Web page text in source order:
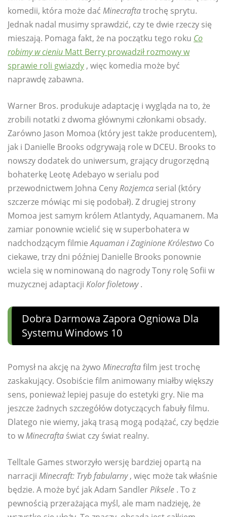
komedii, która może dać Minecraftatrochę sprytu.
Jednak nadal musimy sprawdzić, czy te dwie rzeczy się
mieszają. Pomaga fakt, że na początku tego roku Co
robimy w cieniu Matt Berry prowadził rozmowy w
sprawie roli gwiazdy , więc komedia może być
naprawdę zabawna.
Warner Bros. produkuje adaptację i wygląda na to, że
zrobili notatki z dwoma głównymi członkami obsady.
Zarówno Jason Momoa (który jest także producentem),
jak i Danielle Brooks odgrywają role w DCEU. Brooks to
nowszy dodatek do uniwersum, grający drugorzędną
bohaterkę Leotę Adebayo w serialu pod
przewodnictwem Johna CenyRozjemca serial (który
szczerze mówiąc mi się podobał). Z drugiej strony
Momoa jest samym królem Atlantydy, Aquamanem. Ma
zamiar ponownie wcielić się w superbohatera w
nadchodzącym filmieAquaman i Zaginione Królestwo Co
ciekawe, trzy dni później Danielle Brooks ponownie
wciela się w nominowaną do nagrody Tony rolę Sofii w
muzycznej adaptacji Kolor fioletowy.
Dobra Darmowa Zapora Ogniowa Dla
Systemu Windows 10
Pomysł na akcję na żywo Minecraftafilm jest trochę
zaskakujący. Osobiście film animowany miałby większy
sens, ponieważ lepiej pasuje do estetyki gry. Nie ma
jeszcze żadnych szczegółów dotyczących fabuły filmu.
Dlatego nie wiemy, jaką trasą mogą podążać, czy będzie
to wMinecrafta świat czy świat realny.
Telltale Games stworzyło wersję bardziej opartą na
narracji Minecraft: Tryb fabularny, więc może tak właśnie
będzie. A może być jak Adam SandlerPiksele . To z
pewnością przerażająca myśl, ale mam nadzieję, że